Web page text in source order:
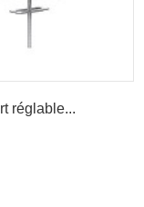
réglable...